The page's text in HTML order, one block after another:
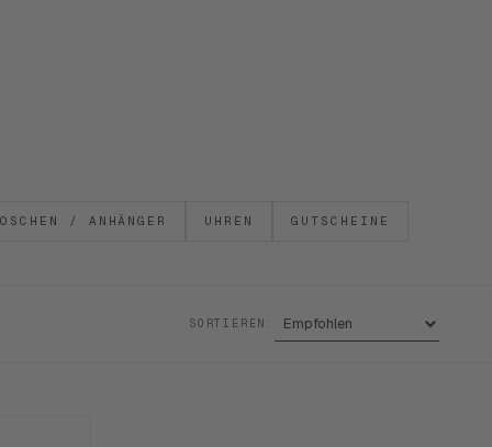
/ ANHÄNGER UHREN GUTSCHEINE
SORTIEREN: